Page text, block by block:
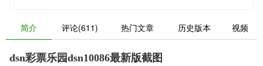
简介 评论(611) 热门文章 历史版本 视频
dsn彩票乐园dsn10086最新版截图